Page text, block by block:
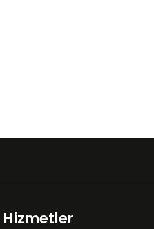
Hizmetler